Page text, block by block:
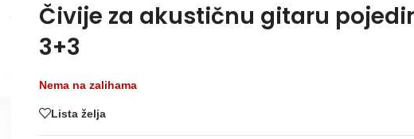
Čivije za akustičnu gitaru
3+3
Nema na zalihama
Lista želja